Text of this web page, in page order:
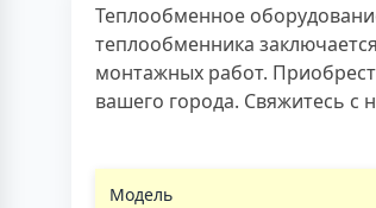
Теплообменное
теплообменника
монтажных работ.
вашего города. Свяжитесь с
Модель